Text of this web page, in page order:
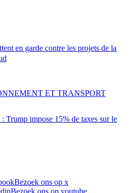
en garde contre les projets de la
Trump impose 15% de taxes sur le
ET TRANSPORT
Bezoek ons op x
Bezoek ons op youtube